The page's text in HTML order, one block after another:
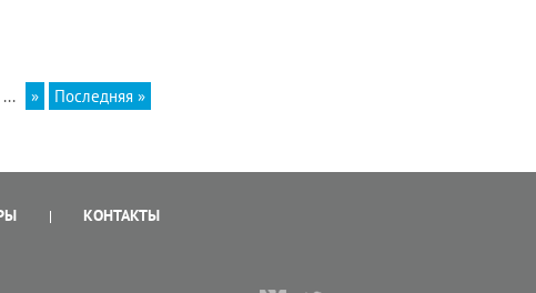
... » Последняя »
КОНТАКТЫ